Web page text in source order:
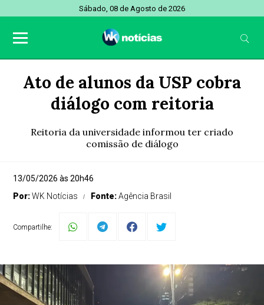
Sábado, 08 de Agosto de 2026
Ato de alunos da USP cobra
diálogo com reitoria
Reitoria da universidade informou ter criado
comissão de diálogo
13/05/2026 às 20h46
Por:WK Notícias Fonte:Agência Brasil
Compartilhe: